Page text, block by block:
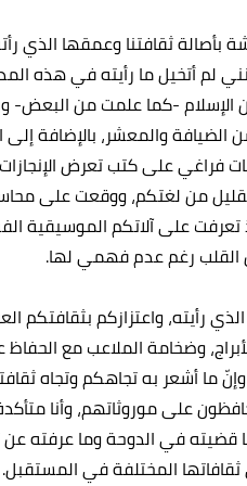
بأصالة ثقافتنا وعمقها الذي
لم أتخيل ما رأيته في هذه
-كما علمت من البعض-
والمعشر، بالإضافة
فراغي على كتب تعرض
من لغتكم، ووقعت على
تعرفت على آلاتكم الموسيقية
القلب رغم عدم فهمي لها.
رأيته، واعتزازكم بثقافتكم
وضخامة الملاعب مع
ما أشعر به تجاهكم وتجاه
على موروثاتهم، وأنا
قضيته في الدوحة وما عرفته
ثقافاتها المختلفة في المستقبل.